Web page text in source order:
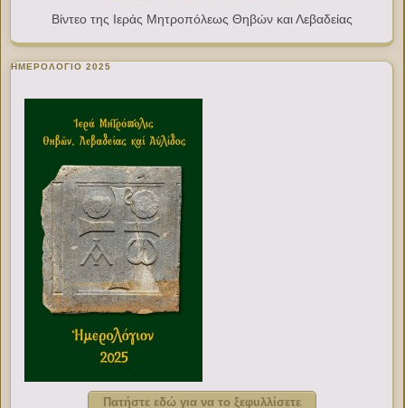
Βίντεο της Ιεράς Μητροπόλεως Θηβών και Λεβαδείας
ΗΜΕΡΟΛΟΓΙΟ 2025
Πατήστε εδώ για να το ξεφυλλίσετε